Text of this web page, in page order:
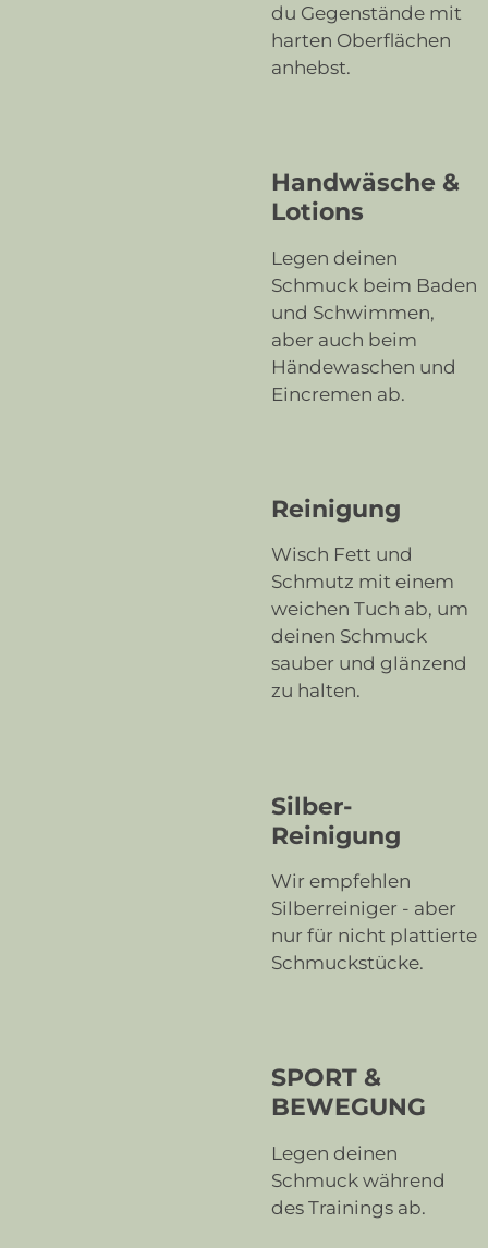
du Gegenstände mit
harten Oberflächen
anhebst.
Handwäsche &
Lotions
Legen deinen
Schmuck beim Baden
und Schwimmen,
aber auch beim
Händewaschen und
Eincremen ab.
Reinigung
Wisch Fett und
Schmutz mit einem
weichen Tuch ab, um
deinen Schmuck
sauber und glänzend
zu halten.
Silber-
Reinigung
Wir empfehlen
Silberreiniger - aber
nur für nicht plattierte
Schmuckstücke.
SPORT &
BEWEGUNG
Legen deinen
Schmuck während
des Trainings ab.